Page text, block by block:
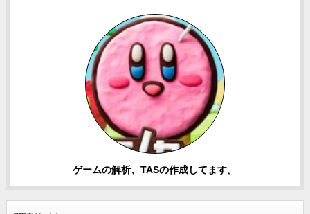
ゲームの解析、TASの作成してます。